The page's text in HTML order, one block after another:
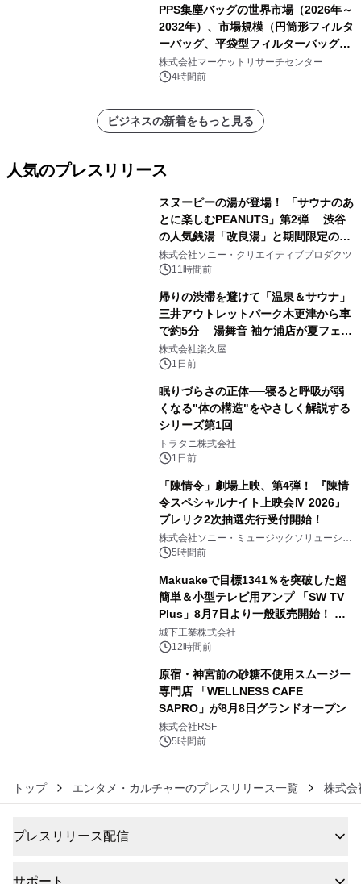
PPS集塵バッグの世界市場（2026年～
2032年）、市場規模（円筒形フィルタ
ーバッグ、平袋型フィルターバッグ、
プリーツフィルターバッグ、その
他）・分析レポートを発表
株式会社マーケットリサーチセンター
4時間前
ビジネスの新着をもっと見る
人気のプレスリリース
スヌーピーの湯が登場！ 「サウナのあ
とに楽しむPEANUTS」第2弾 渋谷
の人気銭湯「改良湯」と期間限定のコ
ラボレーション サウナイキタイコラ
ボグッズも発売決定！
株式会社ソニー・クリエイティブプロダクツ
11時間前
帰りの渋滞を避けて「温泉＆サウナ」
三井アウトレットパーク木更津から車
で約5分 湯舞音 袖ケ浦店が夏フェア
メニューを提供
株式会社楽久屋
1日前
眠りづらさの正体──寝ると呼吸が弱
くなる"体の構造"をやさしく解説する
シリーズ第1回
トラタニ株式会社
1日前
「陳情令」劇場上映、第4弾！ 『陳情
令スペシャルナイト上映会Ⅳ 2026』
プレリク2次抽選先行受付開始！
株式会社ソニー・ミュージックソリューショ
ンズ5時間前
Makuakeで目標1341％を突破した超
簡単＆小型テレビ用アンプ 「SW TV
Plus」8月7日より一般販売開始！ ケ
ーブル1本つなぐだけ、テレビの音が
ぐっと豊かに
城下工業株式会社
12時間前
原宿・神宮前の砂糖不使用スムージー
専門店 「WELLNESS CAFE
SAPRO」が8月8日グランドオープン
株式会社RSF
5時間前
トップ エンタメ・カルチャーのプレスリリース一覧 株式会
プレスリリース配信